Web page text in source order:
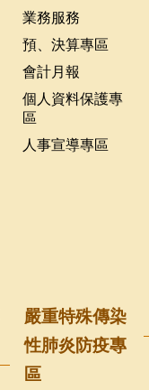
業務服務
預、決算專區
會計月報
個人資料保護專
區
人事宣導專區
嚴重特殊傳染
性肺炎防疫專
區